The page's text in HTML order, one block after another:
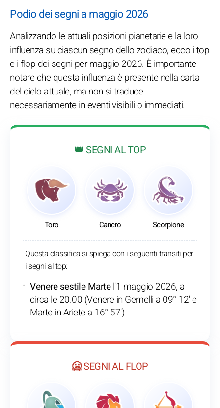
Podio dei segni a maggio 2026
Analizzando le attuali posizioni pianetarie e la loro
influenza su ciascun segno dello zodiaco, ecco i top
e i flop dei segni per maggio 2026. È importante
notare che questa influenza è presente nella carta
del cielo attuale, ma non si traduce
necessariamente in eventi visibili o immediati.
👑 SEGNI AL TOP
Toro Cancro Scorpione
Questa classifica si spiega con i seguenti transiti per
i segni al top:
Venere sestile Martel'1 maggio 2026, a
circa le 20.00 (Venere in Gemelli a 09° 12' e
Marte in Ariete a 16° 57')
🥶 SEGNI AL FLOP